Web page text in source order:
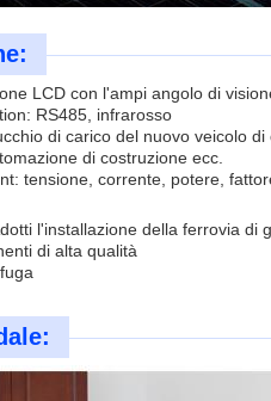
LCD con l'ampi angolo di
RS485, infrarosso
di carico del nuovo veicolo
di costruzione ecc.
tensione, corrente, potere,
l'installazione della ferrovia
di alta qualità